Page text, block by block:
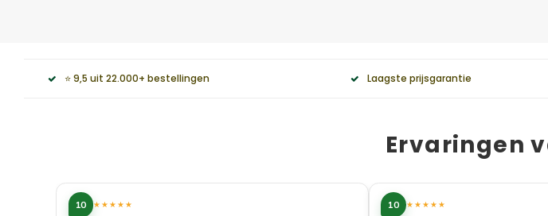
⭐ 9,5 uit 22.000+ bestellingen Laagste prijsgarantie
Ervaringen
10 ★★★★★ 10 ★★★★★